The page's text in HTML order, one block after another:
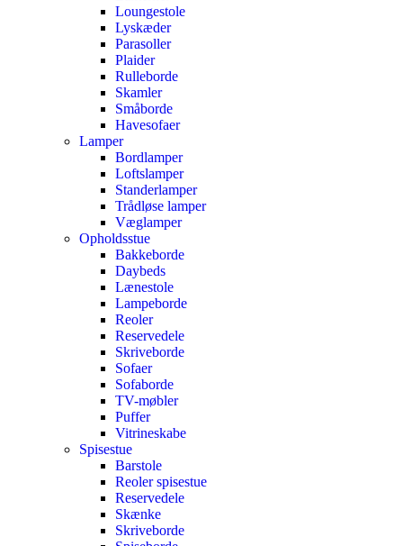
Loungestole
Lyskæder
Parasoller
Plaider
Rulleborde
Skamler
Småborde
Havesofaer
Lamper
Bordlamper
Loftslamper
Standerlamper
Trådløse lamper
Væglamper
Opholdsstue
Bakkeborde
Daybeds
Lænestole
Lampeborde
Reoler
Reservedele
Skriveborde
Sofaer
Sofaborde
TV-møbler
Puffer
Vitrineskabe
Spisestue
Barstole
Reoler spisestue
Reservedele
Skænke
Skriveborde